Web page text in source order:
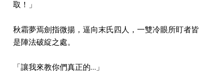
取！」
秋霜夢焉劍指微揚，逼向末氏四人，一雙冷眼所盯者皆
是陣法破綻之處。
「讓我來教你們真正的…」